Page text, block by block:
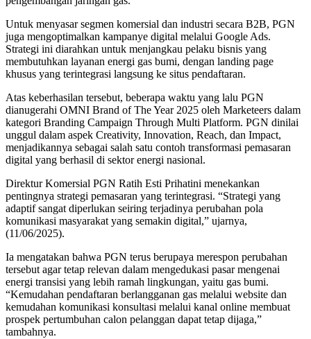
Untuk menyasar segmen komersial dan industri secara B2B, PGN
juga mengoptimalkan kampanye digital melalui Google Ads.
Strategi ini diarahkan untuk menjangkau pelaku bisnis yang
membutuhkan layanan energi gas bumi, dengan landing page
khusus yang terintegrasi langsung ke situs pendaftaran.
Atas keberhasilan tersebut, beberapa waktu yang lalu PGN
dianugerahi OMNI Brand of The Year 2025 oleh Marketeers dalam
kategori Branding Campaign Through Multi Platform. PGN dinilai
unggul dalam aspek Creativity, Innovation, Reach, dan Impact,
menjadikannya sebagai salah satu contoh transformasi pemasaran
digital yang berhasil di sektor energi nasional.
Direktur Komersial PGN Ratih Esti Prihatini menekankan
pentingnya strategi pemasaran yang terintegrasi. “Strategi yang
adaptif sangat diperlukan seiring terjadinya perubahan pola
komunikasi masyarakat yang semakin digital,” ujarnya,
(11/06/2025).
Ia mengatakan bahwa PGN terus berupaya merespon perubahan
tersebut agar tetap relevan dalam mengedukasi pasar mengenai
energi transisi yang lebih ramah lingkungan, yaitu gas bumi.
“Kemudahan pendaftaran berlangganan gas melalui website dan
kemudahan komunikasi konsultasi melalui kanal online membuat
prospek pertumbuhan calon pelanggan dapat tetap dijaga,”
tambahnya.